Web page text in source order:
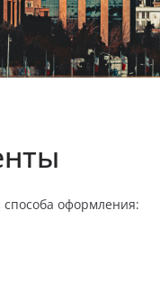
способа оформления: